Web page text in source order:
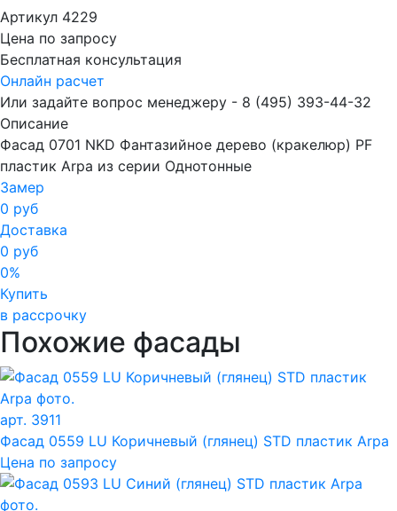
Артикул 4229
Цена по запросу
Бесплатная консультация
Онлайн расчет
Или задайте вопрос менеджеру - 8 (495) 393-44-32
Описание
Фасад 0701 NKD Фантазийное дерево (кракелюр) PF
пластик Arpa из серии Однотонные
Замер
0 руб
Доставка
0 руб
0%
Купить
в рассрочку
Похожие фасады
арт. 3911
Фасад 0559 LU Коричневый (глянец) STD пластик Arpa
Цена по запросу